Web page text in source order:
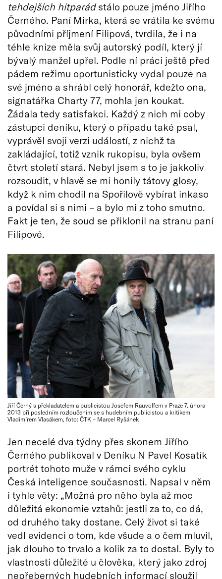
tehdejších hitparádstálo pouze jméno Jiřího
Černého. Paní Mirka, která se vrátila ke svému
původními příjmení Filipová, tvrdila, že i na
téhle knize měla svůj autorský podíl, který jí
bývalý manžel upřel. Podle ní práci ještě před
pádem režimu oportunisticky vydal pouze na
své jméno a shrábl celý honorář, kdežto ona,
signatářka Charty 77, mohla jen koukat.
Žádala tedy satisfakci. Každý z nich mi coby
zástupci deníku, který o případu také psal,
vyprávěl svoji verzi událostí, z nichž ta
zakládající, totiž vznik rukopisu, byla ovšem
čtvrt století stará. Nebyl jsem s to je jakkoliv
rozsoudit, v hlavě se mi honily tátovy glosy,
když k nim chodil na Spořilově vybírat inkaso
a povídal si s nimi – a bylo mi z toho smutno.
Fakt je ten, že soud se přiklonil na stranu paní
Filipové.
Jiří Černý s překladatelem a publicistou Josefem Rauvolfem v Praze 7. února
2013 při posledním rozloučením se s hudebním publicistou a kritikem
Vladimírem Vlasákem, foto: ČTK – Marcel Ryšánek
Jen necelé dva týdny přes skonem Jiřího
Černého publikoval v Deníku N Pavel Kosatík
portrét tohoto muže v rámci svého cyklu
Česká inteligence současnosti. Napsal v něm
i tyhle věty: „Možná pro něho byla až moc
důležitá ekonomie vztahů: jestli za to, co dá,
od druhého taky dostane. Celý život si také
vedl evidenci o tom, kde všude a o čem mluvil,
jak dlouho to trvalo a kolik za to dostal. Byly to
vlastnosti důležité u člověka, který jako zdroj
nepřeberných hudebních informací sloužil